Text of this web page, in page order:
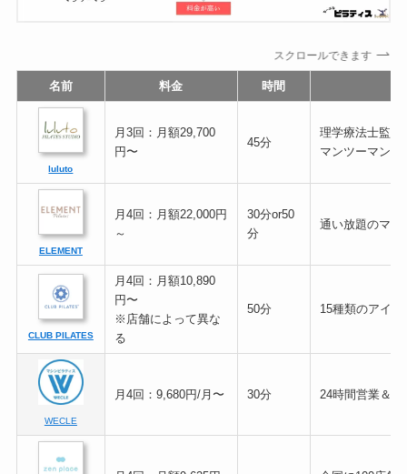
スクロールできます
名前 料金 時間
luluto
月3回：月額29,700
円〜
45分
理学療法士監修
マンツーマン
ELEMENT
月4回：月額22,000円
～
30分or50
分
通い放題のマン
CLUB PILATES
月4回：月額10,890
円〜
※店舗によって異な
る
50分 15種類のアイテ
WECLE
月4回：9,680円/月〜 30分 24時間営業＆通